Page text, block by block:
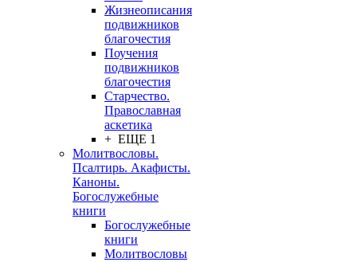
Жизнеописания
подвижников
благочестия
Поучения
подвижников
благочестия
Старчество.
Православная
аскетика
+ ЕЩЕ 1
Молитвословы.
Псалтирь. Акафисты.
Каноны.
Богослужебные
книги
Богослужебные
книги
Молитвословы